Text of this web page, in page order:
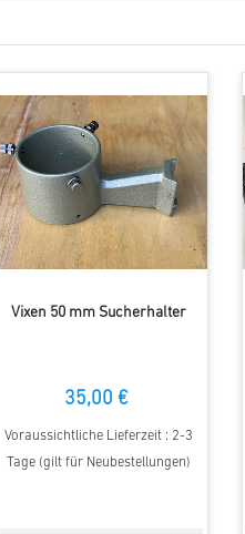
Vixen 50 mm Sucherhalter
35,00 €
Voraussichtliche Lieferzeit : 2-3
Tage (gilt für Neubestellungen)